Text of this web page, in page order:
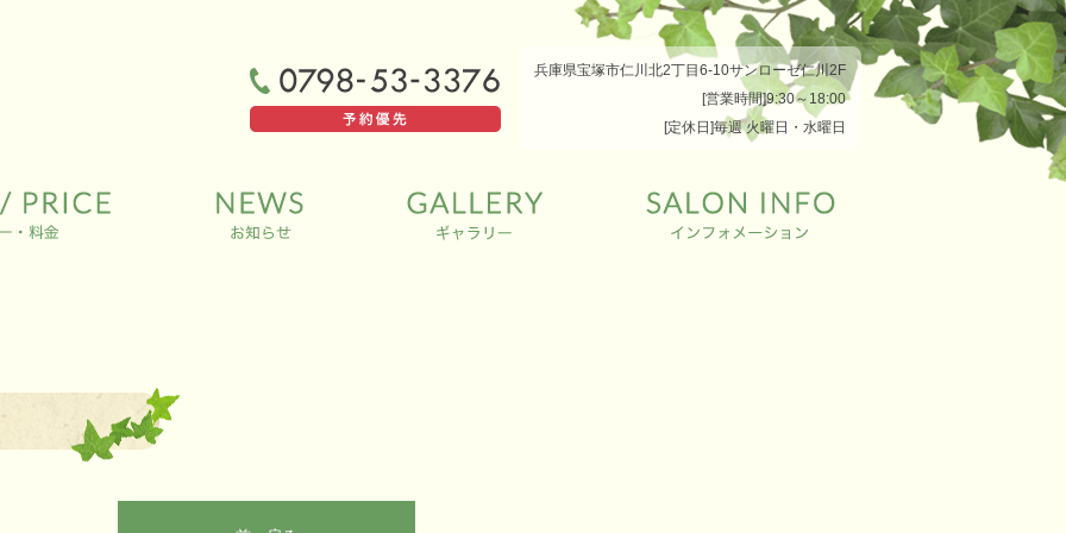
兵庫県宝塚市仁川北2丁目6-10サンローゼ仁川2F
[営業時間]9:30～18:00
[定休日]毎週 火曜日・水曜日